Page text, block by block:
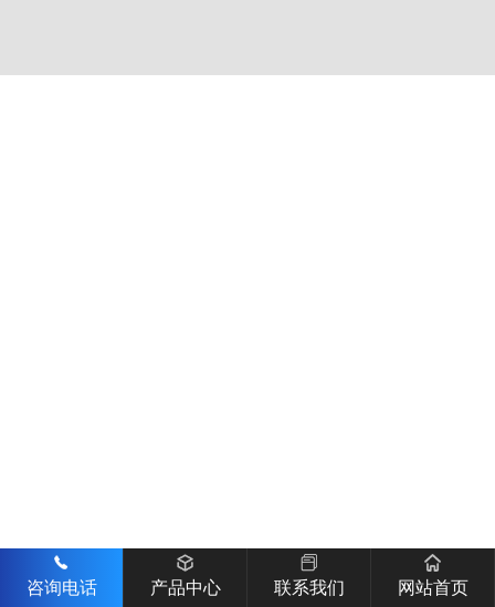
咨询电话 产品中心 联系我们 网站首页